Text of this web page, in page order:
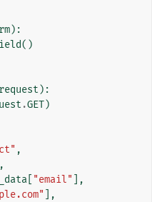
):
()
request ):
.GET)
,
,
"email"
],
],